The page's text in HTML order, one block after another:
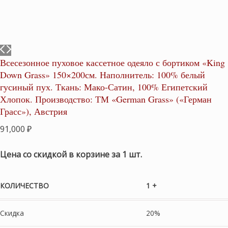
Всесезонное пуховое кассетное одеяло с бортиком «King
Down Grass» 150×200см. Наполнитель: 100% белый
гусиный пух. Ткань: Мако-Сатин, 100% Египетский
Хлопок. Производство: ТМ «German Grass» («Герман
Грасс»), Австрия
91,000 ₽
Цена со скидкой в корзине за 1 шт.
КОЛИЧЕСТВО 1 +
Скидка 20%